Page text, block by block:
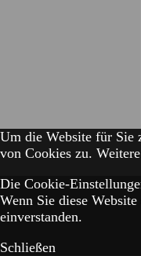
Um die Website für Sie
von Cookies zu.
Die Cookie-
Wenn Sie diese
einverstanden.
Schließen